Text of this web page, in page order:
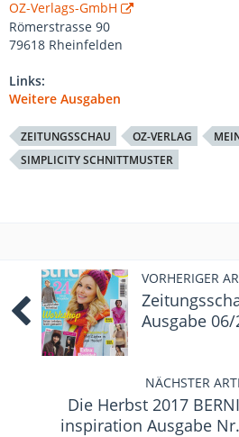
OZ-Verlags-GmbH
Römerstrasse 90
79618 Rheinfelden
Links:
Weitere Ausgaben
ZEITUNGSSCHAU OZ-VERLAG
SIMPLICITY SCHNITTMUSTER
VORHERIGER
Ausgabe 06/
NÄCHSTER
Die Herbst 2017
inspiration Ausgabe